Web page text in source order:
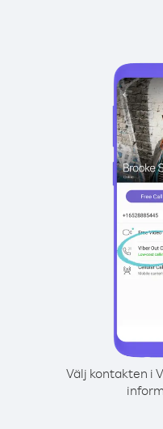
Välj kontakten i